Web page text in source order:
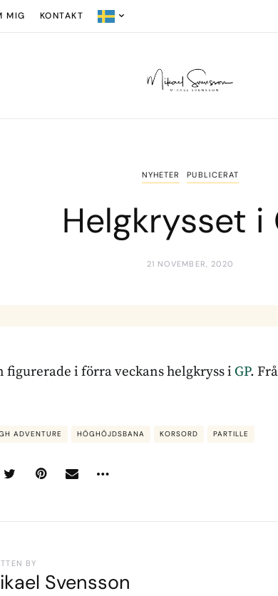
MIG KONTAKT
NYHETER PUBLICERAT
Helgkrysset i
21 NOVEMBER, 2020
figurerade i förra veckans helgkryss i GP.
ADVENTURE HÖGHÖJDSBANA KORSORD PARTILLE
BY
Svensson